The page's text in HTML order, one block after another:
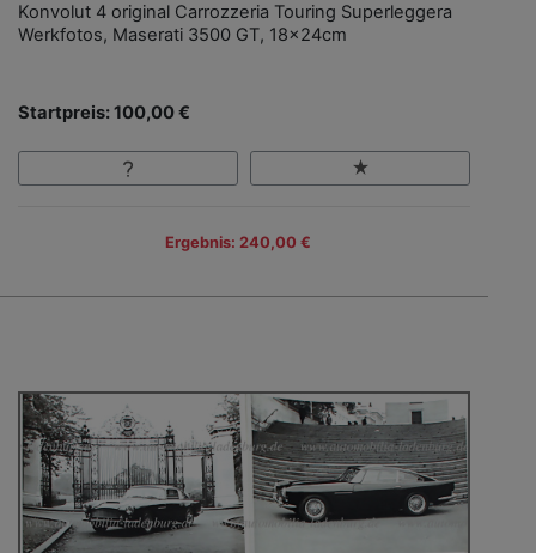
Konvolut 4 original Carrozzeria Touring Superleggera
Werkfotos, Maserati 3500 GT, 18x24cm
Startpreis: 100,00 €
Ergebnis: 240,00 €